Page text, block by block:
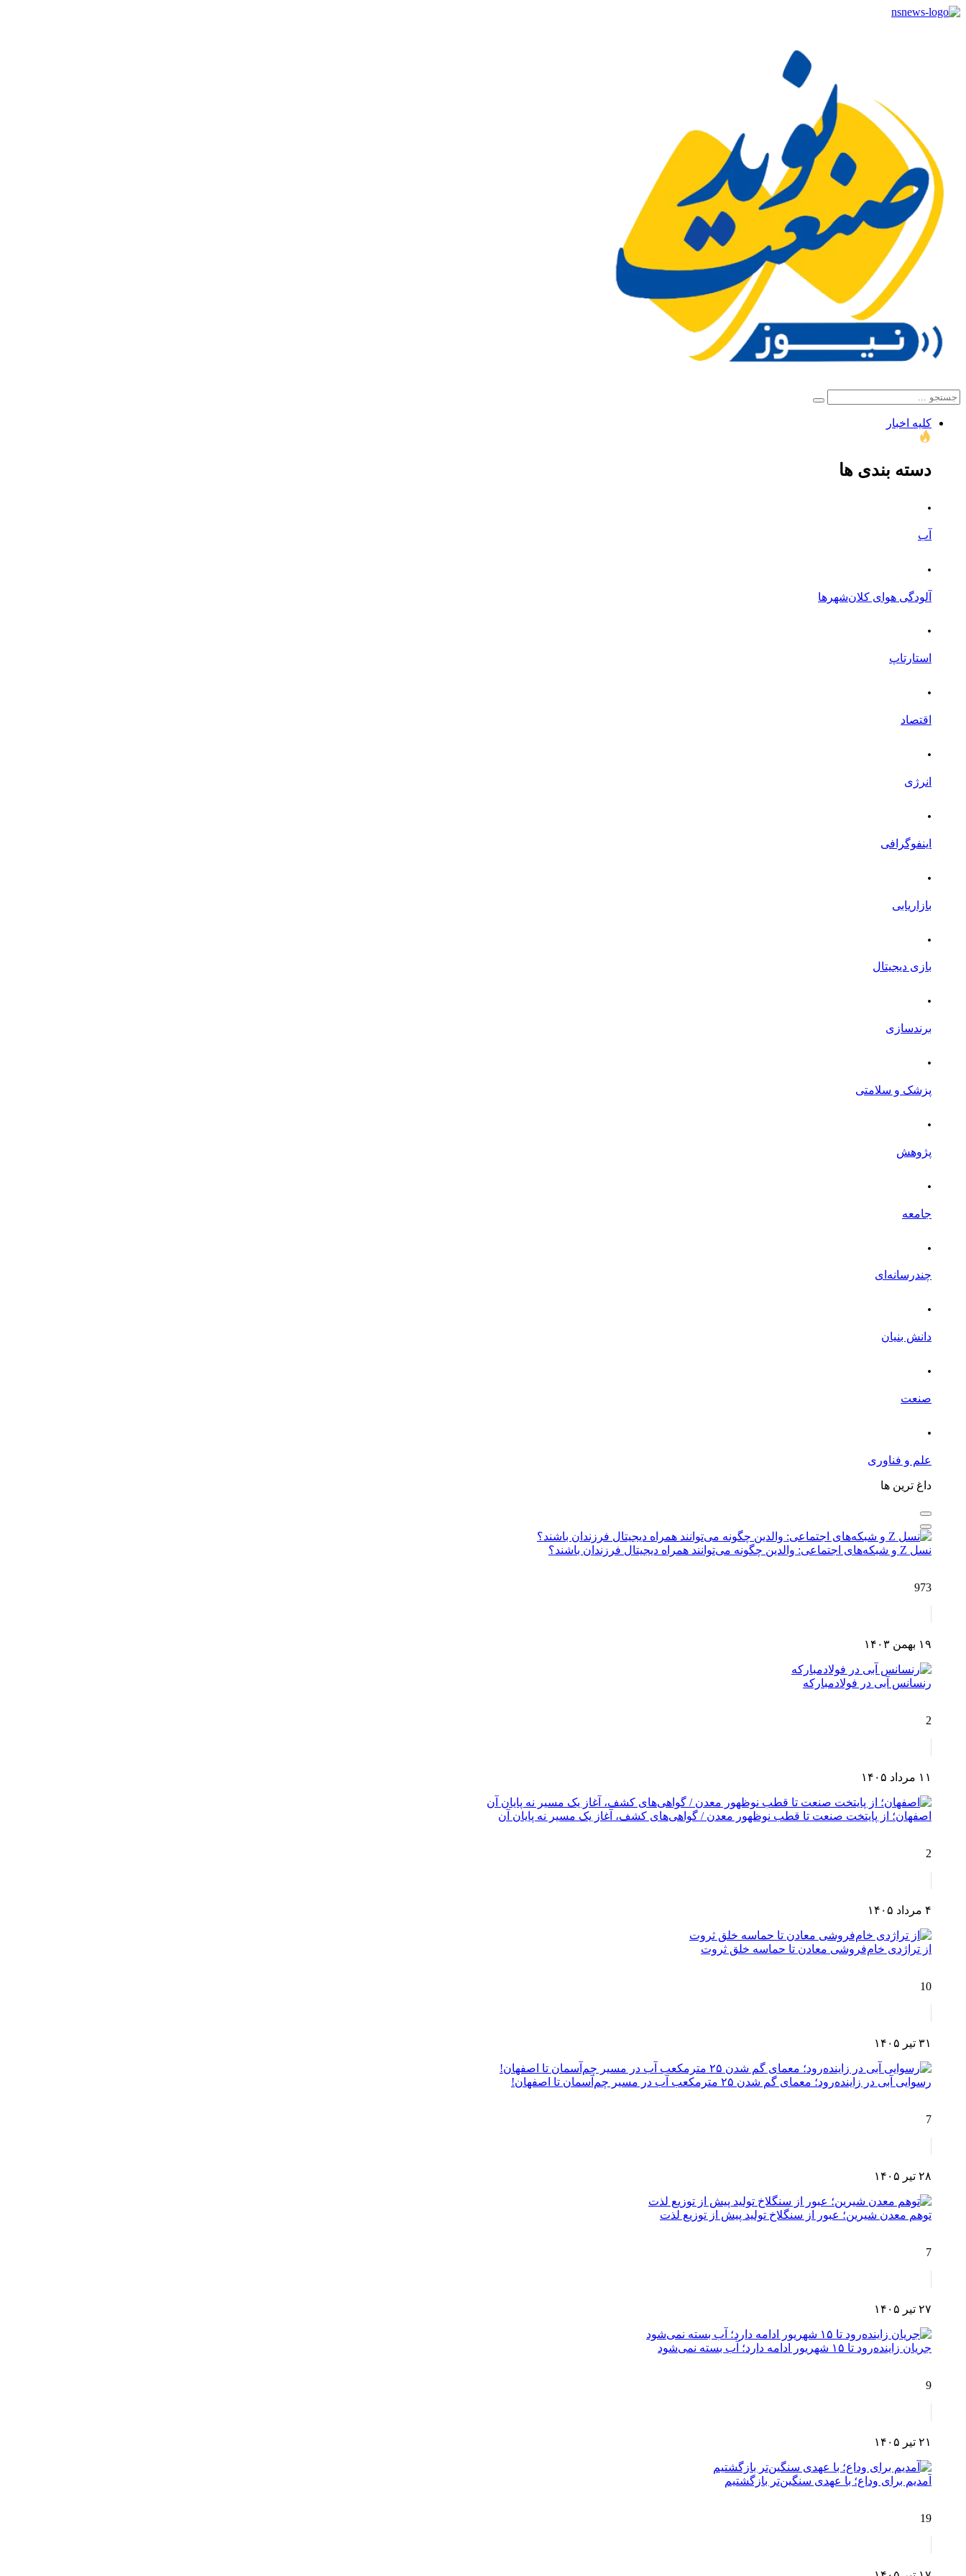
کلیه اخبار
دسته بندی ها
.
آب
.
آلودگی هوای کلان‌شهرها
.
استارتاپ
.
اقتصاد
.
انرژی
.
اینفوگرافی
.
بازاریابی
.
بازی دیجیتال
.
برندسازی
.
پزشک و سلامتی
.
پژوهش
.
جامعه
.
چندرسانه‌ای
.
دانش بنیان
.
صنعت
.
علم و فناوری
داغ ترین ها
نسل Z و شبکه‌های اجتماعی: والدین چگونه می‌توانند همراه دیجیتال فرزندان باشند؟
973
۱۹ بهمن ۱۴۰۳
رنسانس آبی در فولادمبارکه
2
۱۱ مرداد ۱۴۰۵
اصفهان؛ از پایتخت صنعت تا قطب نوظهور معدن / گواهی‌های کشف، آغاز یک مسیر نه پایان آن
2
۴ مرداد ۱۴۰۵
از تراژدی خام‌فروشی معادن تا حماسه خلق ثروت
10
۳۱ تیر ۱۴۰۵
رسوایی آبی در زاینده‌رود؛ معمای گم شدن ۲۵ مترمکعب آب در مسیر چم‌آسمان تا اصفهان!
7
۲۸ تیر ۱۴۰۵
توهم معدن شیرین؛ عبور از سنگلاخ تولید پیش از توزیع لذت
7
۲۷ تیر ۱۴۰۵
جریان زاینده‌رود تا ۱۵ شهریور ادامه دارد؛ آب بسته نمی‌شود
9
۲۱ تیر ۱۴۰۵
آمدیم برای وداع؛ با عهدی سنگین‌تر بازگشتیم
19